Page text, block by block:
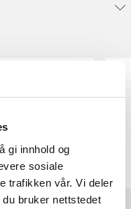
gi innhold og
sosiale
trafikken vår. Vi deler
bruker nettstedet